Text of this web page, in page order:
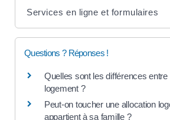
Services en ligne et formulaires
Questions ? Réponses !
Quelles sont les différences entre
logement ?
Peut-on toucher une allocation
appartient à sa famille ?